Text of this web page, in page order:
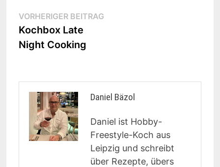
Beitragsnavigation
VORHERIGER BEITRAGVorheriger
Kochbox Late
Night Cooking
Daniel Bäzol
Daniel ist Hobby-
Freestyle-Koch aus
Leipzig und schreibt
über Rezepte, übers